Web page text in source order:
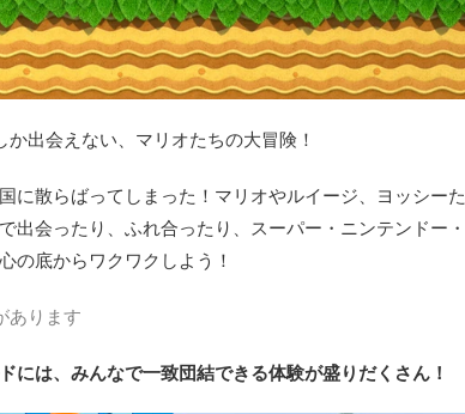
出会えない、マリオたちの大冒険！
に散らばってしまった！マリオやルイージ、ヨッシーた
出会ったり、ふれ合ったり、スーパー・ニンテンドー・
の底からワクワクしよう！
あります
には、みんなで一致団結できる体験が盛りだくさん！